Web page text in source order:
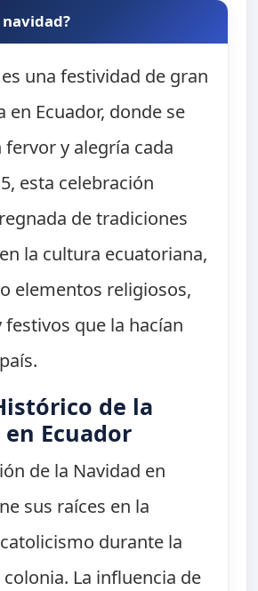
navidad?
una festividad de gran
en Ecuador, donde se
fervor y alegría cada
esta celebración
de tradiciones
la cultura ecuatoriana,
elementos religiosos,
que la hacían
de la
Ecuador
de la Navidad en
sus raíces en la
durante la
La influencia de